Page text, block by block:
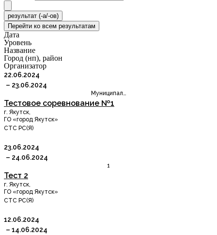
результат (-а/-ов)
Перейти ко всем результатам
Дата
Уровень
Название
Город (нп), район
Организатор
22.06.2024
– 23.06.2024
Муниципал…
Тестовое соревнование №1
г. Якутск,
ГО «город Якутск»
СТС РС(Я)
23.06.2024
– 24.06.2024
1
Тест 2
г. Якутск,
ГО «город Якутск»
СТС РС(Я)
12.06.2024
– 14.06.2024